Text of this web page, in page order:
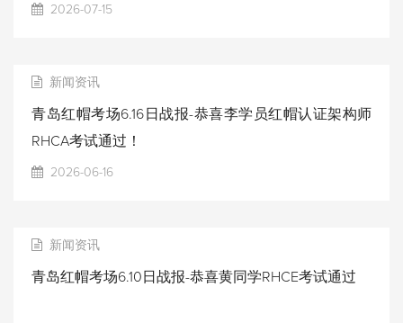
2026-07-15
新闻资讯
青岛红帽考场6.16日战报-恭喜李学员红帽认证架构师
RHCA考试通过！
2026-06-16
新闻资讯
青岛红帽考场6.10日战报-恭喜黄同学RHCE考试通过